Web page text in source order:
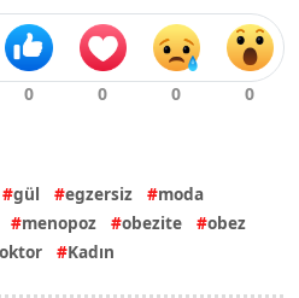
gül egzersiz
moda
menopoz obezite
obez
Kadın